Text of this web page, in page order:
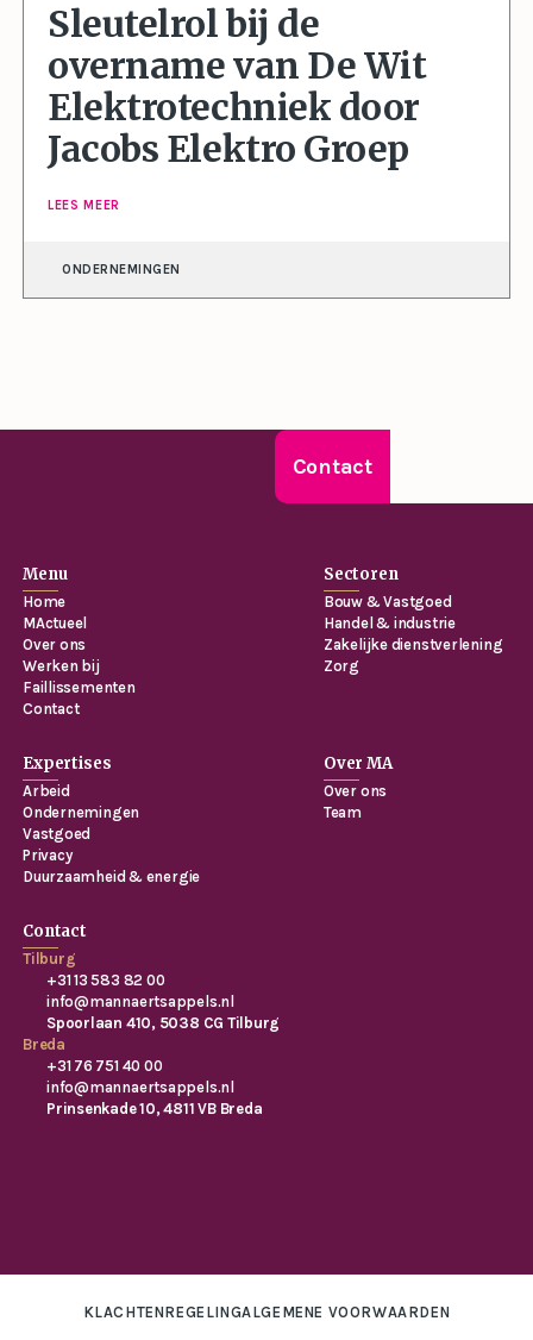
Sleutelrol bij de
overname van De Wit
Elektrotechniek door
Jacobs Elektro Groep
LEES MEER
ONDERNEMINGEN
Contact
Menu
Home
MActueel
Over ons
Werken bij
Faillissementen
Contact
Sectoren
Bouw & Vastgoed
Handel & industrie
Zakelijke dienstverlening
Zorg
Expertises
Arbeid
Ondernemingen
Vastgoed
Privacy
Duurzaamheid & energie
Over MA
Over ons
Team
Contact
Tilburg
+31 13 583 82 00
info@mannaertsappels.nl
Spoorlaan 410, 5038 CG Tilburg
Breda
+31 76 751 40 00
info@mannaertsappels.nl
Prinsenkade 10, 4811 VB Breda
KLACHTENREGELINGALGEMENE VOORWAARDEN